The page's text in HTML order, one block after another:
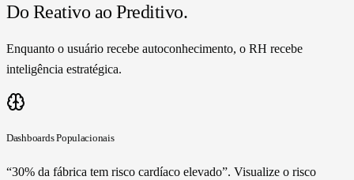
Do Reativo ao Preditivo.
Enquanto o usuário recebe autoconhecimento, o RH recebe
inteligência estratégica.
Dashboards Populacionais
“30% da fábrica tem risco cardíaco elevado”. Visualize o risco